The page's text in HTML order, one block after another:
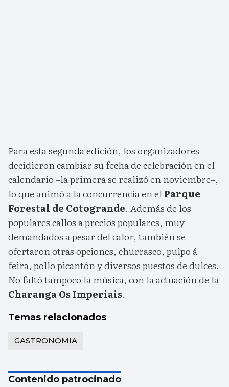
Para esta segunda edición, los organizadores
decidieron cambiar su fecha de celebración en el
calendario –la primera se realizó en noviembre–,
lo que animó a la concurrencia en elParque
Forestal de Cotogrande. Además de los
populares callos a precios populares, muy
demandados a pesar del calor, también se
ofertaron otras opciones, churrasco, pulpo á
feira, pollo picantón y diversos puestos de dulces.
No faltó tampoco la música, con la actuación de la
Charanga Os Imperiais.
Temas relacionados
GASTRONOMIA
Contenido patrocinado